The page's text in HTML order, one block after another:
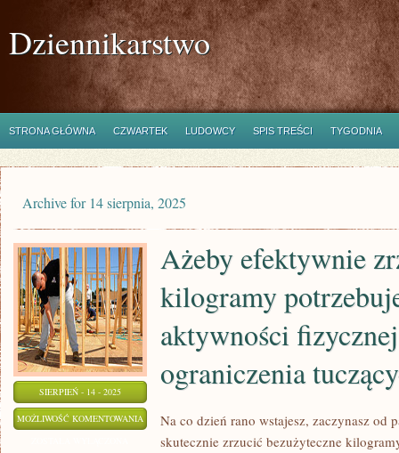
Dziennikarstwo
STRONA GŁÓWNA CZWARTEK LUDOWCY SPIS TREŚCI TYGODNIA
Archive for 14 sierpnia, 2025
SIERPIEŃ - 14 - 2025
MOŻLIWOŚĆ KOMENTOWANIA AŻEBY
EFEKTYWNIE
Ażeby efektywnie
kilogramy
aktywności
ograniczenia
Na co dzień rano wstajesz, zaczynasz od
skutecznie zrzucić bezużyteczne